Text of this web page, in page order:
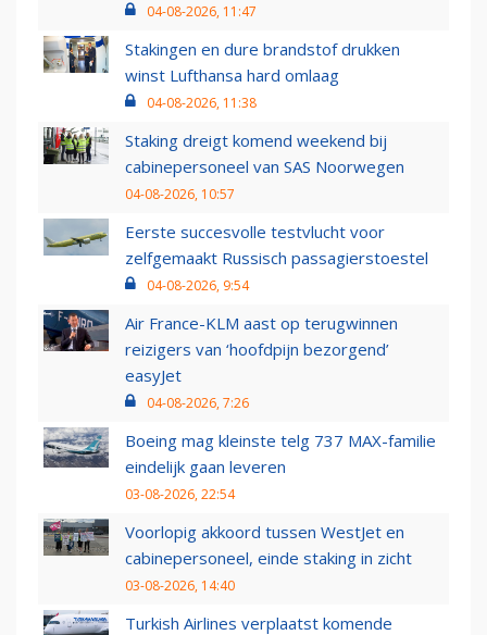
04-08-2026, 11:47
Stakingen en dure brandstof drukken
winst Lufthansa hard omlaag
04-08-2026, 11:38
Staking dreigt komend weekend bij
cabinepersoneel van SAS Noorwegen
04-08-2026, 10:57
Eerste succesvolle testvlucht voor
zelfgemaakt Russisch passagierstoestel
04-08-2026, 9:54
Air France-KLM aast op terugwinnen
reizigers van ‘hoofdpijn bezorgend’
easyJet
04-08-2026, 7:26
Boeing mag kleinste telg 737 MAX-familie
eindelijk gaan leveren
03-08-2026, 22:54
Voorlopig akkoord tussen WestJet en
cabinepersoneel, einde staking in zicht
03-08-2026, 14:40
Turkish Airlines verplaatst komende